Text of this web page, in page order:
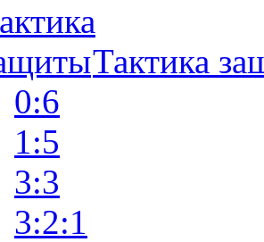
Тактика
0:6
1:5
3:3
3:2:1